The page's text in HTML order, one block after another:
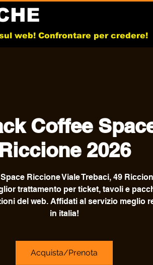
web! Confrontare per credere!
Coffee
Riccione 2026
Riccione Viale Trebaci, 49
trattamento per ticket, tavoli e
del web. Affidati al servizio meglio
in italia!
Acquista/Prenota